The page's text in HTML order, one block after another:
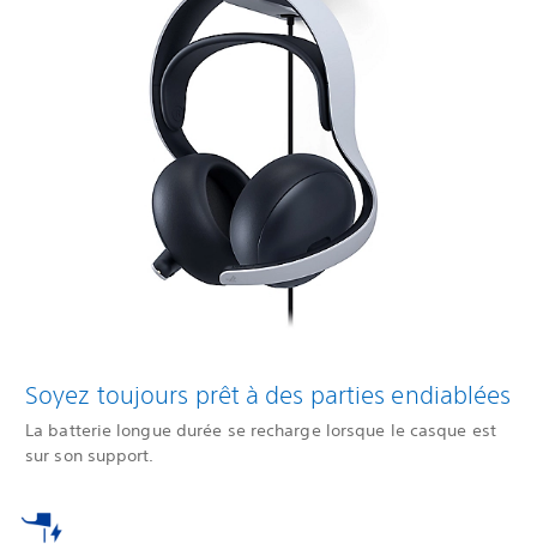
Soyez toujours prêt à des parties endiablées
La batterie longue durée se recharge lorsque le casque est
sur son support.